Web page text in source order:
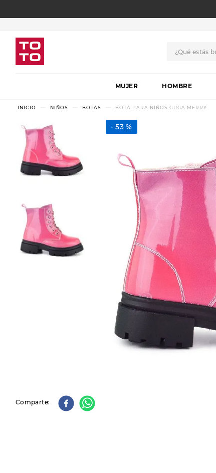
MUJER HOMBRE
NIÑOS BOTAS BOTA PARA NIÑOS GUGA MERRY
53 %
Comparte
1.
botas
2.
skechers
3.
5
6.
americansport
.
hitec
.
.
slip-ins
10. botas dama